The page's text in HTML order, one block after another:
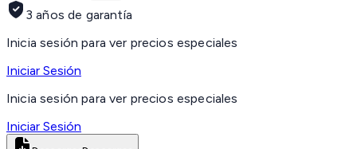
3 años de garantía
Inicia sesión para ver precios especiales
Iniciar Sesión
Inicia sesión para ver precios especiales
Iniciar Sesión